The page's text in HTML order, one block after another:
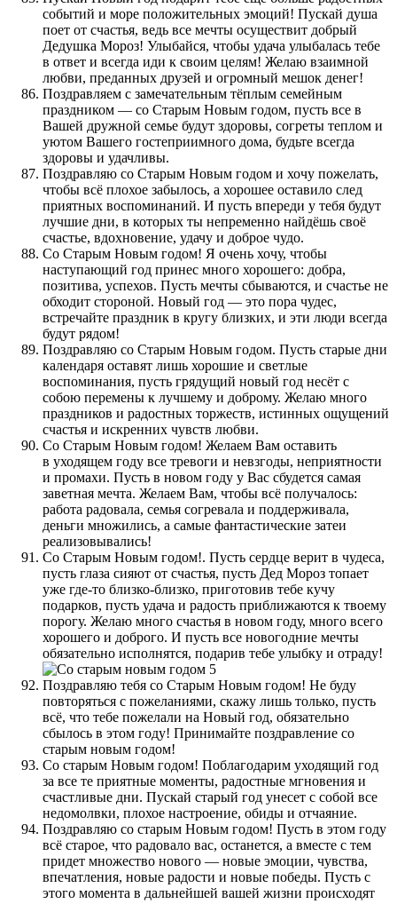
событий и море положительных эмоций! Пускай душа
поет от счастья, ведь все мечты осуществит добрый
Дедушка Мороз! Улыбайся, чтобы удача улыбалась тебе
в ответ и всегда иди к своим целям! Желаю взаимной
любви, преданных друзей и огромный мешок денег!
Поздравляем с замечательным тёплым семейным
праздником — со Старым Новым годом, пусть все в
Вашей дружной семье будут здоровы, согреты теплом и
уютом Вашего гостеприимного дома, будьте всегда
здоровы и удачливы.
Поздравляю со Старым Новым годом и хочу пожелать,
чтобы всё плохое забылось, а хорошее оставило след
приятных воспоминаний. И пусть впереди у тебя будут
лучшие дни, в которых ты непременно найдёшь своё
счастье, вдохновение, удачу и доброе чудо.
Со Старым Новым годом! Я очень хочу, чтобы
наступающий год принес много хорошего: добра,
позитива, успехов. Пусть мечты сбываются, и счастье не
обходит стороной. Новый год — это пора чудес,
встречайте праздник в кругу близких, и эти люди всегда
будут рядом!
Поздравляю со Старым Новым годом. Пусть старые дни
календаря оставят лишь хорошие и светлые
воспоминания, пусть грядущий новый год несёт с
собою перемены к лучшему и доброму. Желаю много
праздников и радостных торжеств, истинных ощущений
счастья и искренних чувств любви.
Со Старым Новым годом! Желаем Вам оставить
в уходящем году все тревоги и невзгоды, неприятности
и промахи. Пусть в новом году у Вас сбудется самая
заветная мечта. Желаем Вам, чтобы всё получалось:
работа радовала, семья согревала и поддерживала,
деньги множились, а самые фантастические затеи
реализовывались!
Со Старым Новым годом!. Пусть сердце верит в чудеса,
пусть глаза сияют от счастья, пусть Дед Мороз топает
уже где-то близко-близко, приготовив тебе кучу
подарков, пусть удача и радость приближаются к твоему
порогу. Желаю много счастья в новом году, много всего
хорошего и доброго. И пусть все новогодние мечты
обязательно исполнятся, подарив тебе улыбку и отраду!
Поздравляю тебя со Старым Новым годом! Не буду
повторяться с пожеланиями, скажу лишь только, пусть
всё, что тебе пожелали на Новый год, обязательно
сбылось в этом году! Принимайте поздравление со
старым новым годом!
Со старым Новым годом! Поблагодарим уходящий год
за все те приятные моменты, радостные мгновения и
счастливые дни. Пускай старый год унесет с собой все
недомолвки, плохое настроение, обиды и отчаяние.
Поздравляю со старым Новым годом! Пусть в этом году
всё старое, что радовало вас, останется, а вместе с тем
придет множество нового — новые эмоции, чувства,
впечатления, новые радости и новые победы. Пусть с
этого момента в дальнейшей вашей жизни происходят